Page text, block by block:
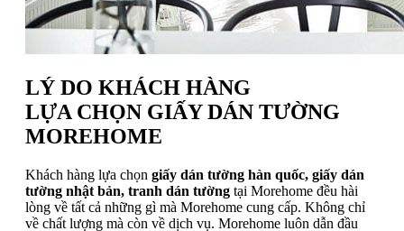
LÝ DO KHÁCH HÀNG
LỰA CHỌN GIẤY DÁN TƯỜNG
MOREHOME
Khách hàng lựa chọn giấy dán tường hàn quốc, giấy dán
tường nhật bản, tranh dán tường tại Morehome đều hài
lòng về tất cả những gì mà Morehome cung cấp. Không chỉ
về chất lượng mà còn về dịch vụ. Morehome luôn dẫn đầu